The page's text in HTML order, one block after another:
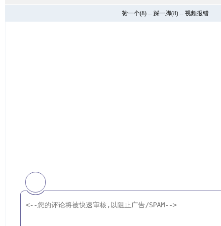
赞一个(8) -- 踩一脚(8) -- 视频报错